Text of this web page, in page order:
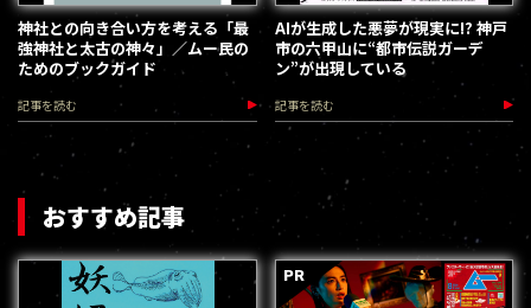
神社との向き合い方を考える「最
強神社と太古の神々」／ムー民の
ためのブックガイド
記事を読む
AIが生成した悪夢が現実に!? 神戸
市の六甲山に“都市伝説ガーデ
ン”が出現している
記事を読む
おすすめ記事